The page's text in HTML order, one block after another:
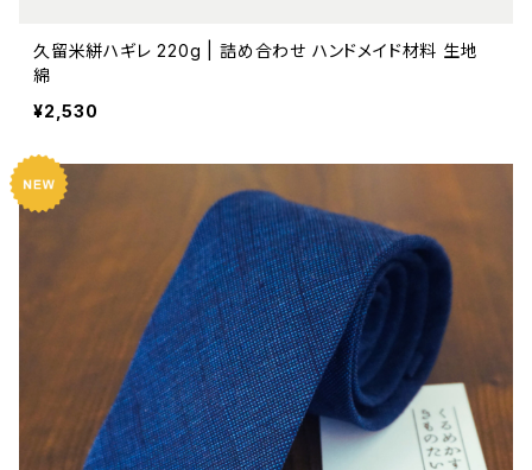
久留米絣ハギレ 220g | 詰め合わせ ハンドメイド材料 生地
綿
¥2,530